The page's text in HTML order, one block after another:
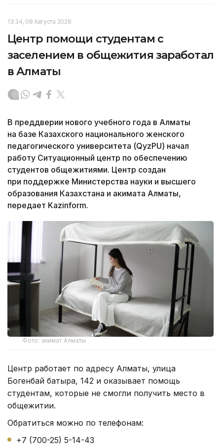
13:34, 08 Августа 2026
Центр помощи студентам с
заселением в общежития заработал
в Алматы
В преддверии нового учебного года в Алматы
на базе Казахского национального женского
педагогического университета (QyzPU) начал
работу Ситуационный центр по обеспечению
студентов общежитиями. Центр создан
при поддержке Министерства науки и высшего
образования Казахстана и акимата Алматы,
передает Kazinform.
Фото: акимат Алматы
Центр работает по адресу Алматы, улица
Богенбай батыра, 142 и оказывает помощь
студентам, которые не смогли получить место в
общежитии.
Обратиться можно по телефонам:
+7 (700-25) 5-14-43